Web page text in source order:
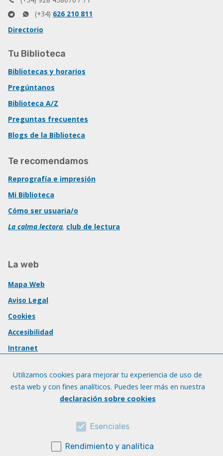
(+34) 626 210 811
Directorio
Tu Biblioteca
Bibliotecas y horarios
Pregúntanos
Biblioteca A/Z
Preguntas frecuentes
Blogs de la Biblioteca
Te recomendamos
Reprografía e impresión
Mi Biblioteca
Cómo ser usuaria/o
La calma lectora, club de lectura
La web
Mapa Web
Aviso Legal
Cookies
Accesibilidad
Intranet
Utilizamos cookies para mejorar tu experiencia de uso de
esta web y con fines analíticos. Puedes leer más en nuestra
declaración sobre cookies
Esenciales
Rendimiento y analítica